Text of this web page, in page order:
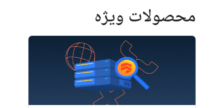
محصولات ویژه